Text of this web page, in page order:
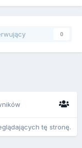
0
tę stronę.